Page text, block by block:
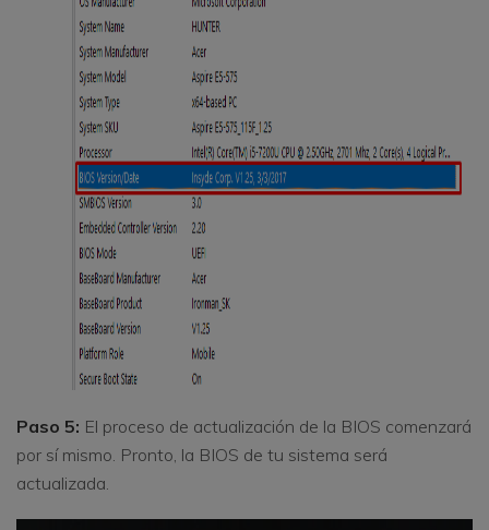
Paso 5: El proceso de actualización de la BIOS comenzará
por sí mismo. Pronto, la BIOS de tu sistema será
actualizada.